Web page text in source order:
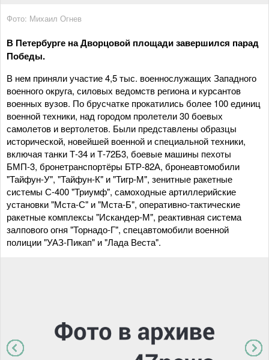
Фото: Михаил Огнев
В Петербурге на Дворцовой площади завершился парад
Победы.
В нем приняли участие 4,5 тыс. военнослужащих Западного
военного округа, силовых ведомств региона и курсантов
военных вузов. По брусчатке прокатились более 100 единиц
военной техники, над городом пролетели 30 боевых
самолетов и вертолетов. Были представлены образцы
исторической, новейшей военной и специальной техники,
включая танки Т-34 и Т-72Б3, боевые машины пехоты
БМП-3, бронетранспортёры БТР-82А, бронеавтомобили
"Тайфун-У", "Тайфун-К" и "Тигр-М", зенитные ракетные
системы С-400 "Триумф", самоходные артиллерийские
установки "Мста-С" и "Мста-Б", оперативно-тактические
ракетные комплексы "Искандер-М", реактивная система
залпового огня "Торнадо-Г", спецавтомобили военной
полиции "УАЗ-Пикап" и "Лада Веста".